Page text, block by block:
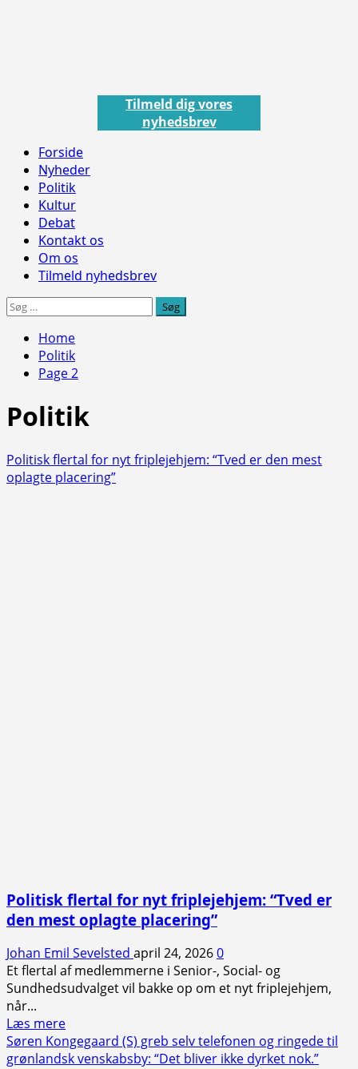
Tilmeld dig vores
nyhedsbrev
MenuForside
Nyheder
Politik
Kultur
Debat
Kontakt os
Om os
Tilmeld nyhedsbrev
Søg
Home
Politik
Page 2
Politik
Politisk flertal for nyt friplejehjem: “Tved er den mest
oplagte placering”
Politisk flertal for nyt friplejehjem: “Tved er
den mest oplagte placering”
Johan Emil Sevelsted april 24, 20260
Et flertal af medlemmerne i Senior-, Social- og
Sundhedsudvalget vil bakke op om et nyt friplejehjem,
når...
Læs mereRead
more
about
Søren Kongegaard (S) greb selv telefonen og ringede til
grønlandsk venskabsby: “Det bliver ikke dyrket nok.”